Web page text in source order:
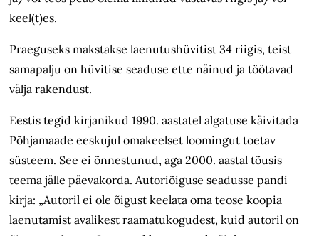
keel(t)es.
Praeguseks makstakse laenutus­hüvitist 34 riigis, teist
samapalju on hüvitise seaduse ette näinud ja töötavad
välja rakendust.
Eestis tegid kirjanikud 1990. aastatel algatuse käivitada
Põhjamaade eeskujul omakeelset loomingut toetav
süsteem. See ei õnnestunud, aga 2000. aastal tõusis
teema jälle päevakorda. Autori­õiguse seadusse pandi
kirja: „Autoril ei ole õigust keelata oma teose koopia
laenutamist avalikest raamatukogudest, kuid autoril on